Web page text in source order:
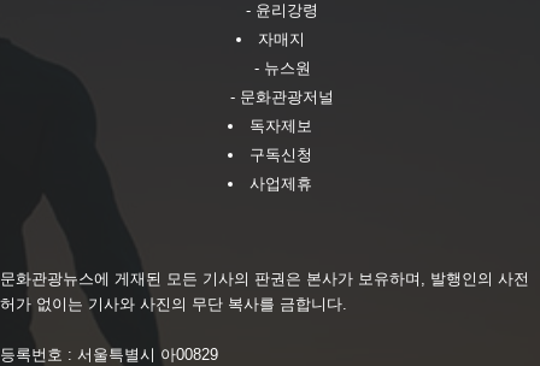
- 윤리강령
자매지
- 뉴스원
- 문화관광저널
독자제보
구독신청
사업제휴
문화관광뉴스에 게재된 모든 기사의 판권은 본사가 보유하며, 발행인의 사전
허가 없이는 기사와 사진의 무단 복사를 금합니다.
등록번호 : 서울특별시 아00829